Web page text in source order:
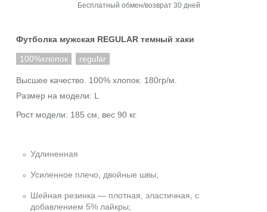
Бесплатный обмен/возврат 30 дней
Футболка мужская REGULAR темный хаки
100%хлопок regular
Высшее качество. 100% хлопок. 180гр/м.
Размер на модели: L
Рост модели: 185 см, вес 90 кг.
Удлиненная
Усиленное плечо, двойные швы;
Шейная резинка — плотная, эластичная, с
добавлением 5% лайкры;